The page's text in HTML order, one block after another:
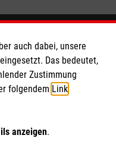
auch dabei, unsere
Das bedeutet,
Zustimmung
folgendem Link
anzeigen.